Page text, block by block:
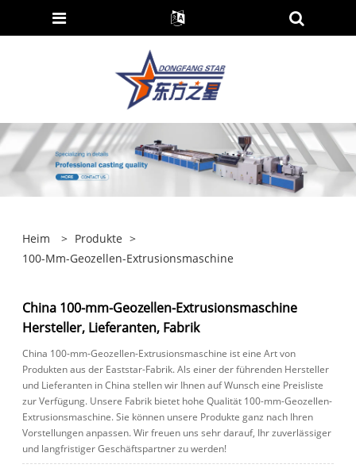
Heim > Produkte >
100-Mm-Geozellen-Extrusionsmaschine
China 100-mm-Geozellen-Extrusionsmaschine
Hersteller, Lieferanten, Fabrik
China 100-mm-Geozellen-Extrusionsmaschine ist eine Art von
Produkten aus der Eaststar-Fabrik. Als einer der führenden Hersteller
und Lieferanten in China stellen wir Ihnen auf Wunsch eine Preisliste
zur Verfügung. Unsere Fabrik bietet hohe Qualität 100-mm-Geozellen-
Extrusionsmaschine. Sie können unsere Produkte ganz nach Ihren
Vorstellungen anpassen. Wir freuen uns sehr darauf, Ihr zuverlässiger
und langfristiger Geschäftspartner zu werden!